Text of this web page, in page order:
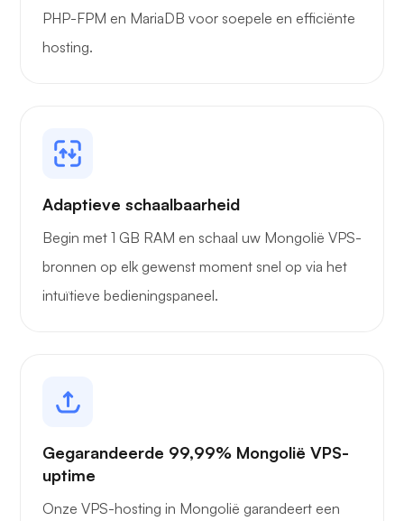
PHP-FPM en MariaDB voor soepele en efficiënte
hosting.
Adaptieve schaalbaarheid
Begin met 1 GB RAM en schaal uw Mongolië VPS-
bronnen op elk gewenst moment snel op via het
intuïtieve bedieningspaneel.
Gegarandeerde 99,99% Mongolië VPS-
uptime
Onze VPS-hosting in Mongolië garandeert een